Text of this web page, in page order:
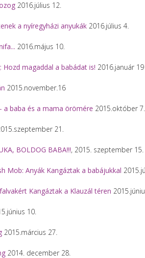
2016.július 12.
a nyíregyházi anyukák 2016.július 4.
2016.május 10.
Hozd magaddal a babádat is! 2016.január 19
2015.november.16
a baba és a mama örömére 2015.október 7.
21.
BOLDOG BABA!!!, 2015. szeptember 15.
Mob: Anyák Kangáztak a babájukkal
Kangáztak a Klauzál téren
10.
2015.március 27.
2014. december 28.